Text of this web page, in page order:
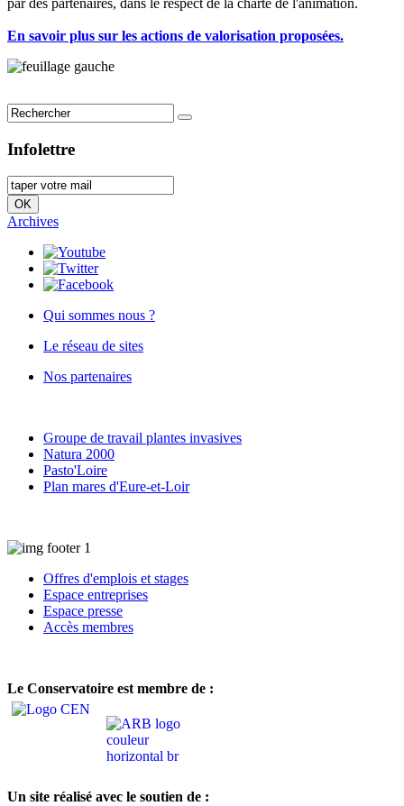
En savoir plus sur les actions de valorisation proposées.
Infolettre
Archives
Qui sommes nous ?
Le réseau de sites
Nos partenaires
Groupe de travail plantes invasives
Natura 2000
Pasto'Loire
Plan mares d'Eure-et-Loir
Offres d'emplois et stages
Espace entreprises
Espace presse
Accès membres
Le Conservatoire est membre de :
Un site réalisé avec le soutien de :